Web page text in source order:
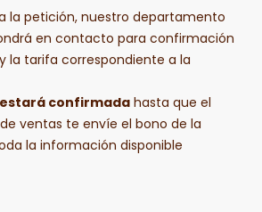
la petición, nuestro departamento
en contacto para confirmación
la tarifa correspondiente a la
confirmada hasta que el
ventas te envíe el bono de la
la información disponible